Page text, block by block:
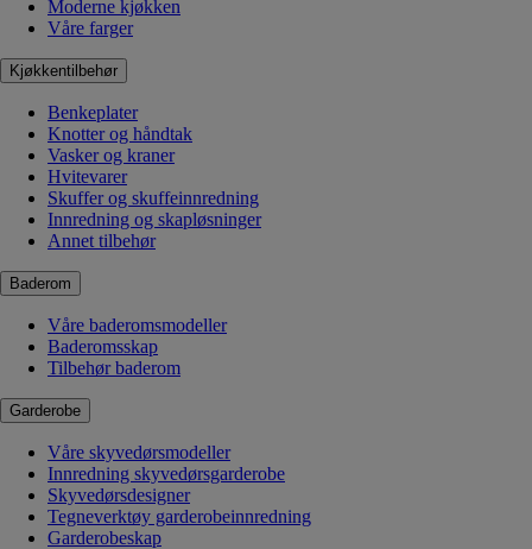
Moderne kjøkken
Våre farger
Kjøkkentilbehør
Benkeplater
Knotter og håndtak
Vasker og kraner
Hvitevarer
Skuffer og skuffeinnredning
Innredning og skapløsninger
Annet tilbehør
Baderom
Våre baderomsmodeller
Baderomsskap
Tilbehør baderom
Garderobe
Våre skyvedørsmodeller
Innredning skyvedørsgarderobe
Skyvedørsdesigner
Tegneverktøy garderobeinnredning
Garderobeskap